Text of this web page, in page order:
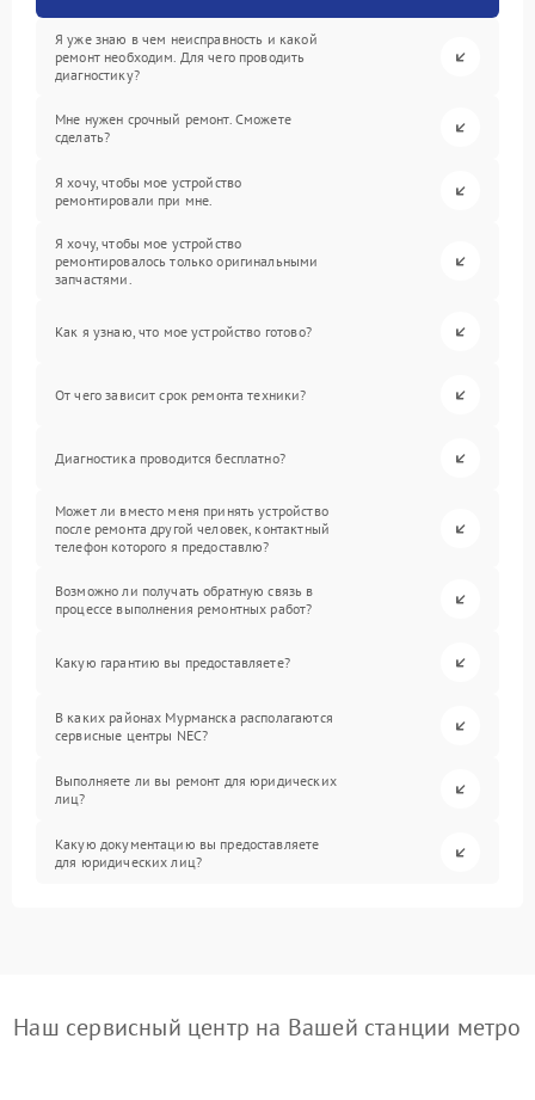
Я уже знаю в чем неисправность и какой
ремонт необходим. Для чего проводить
диагностику?
Мне нужен срочный ремонт. Сможете
сделать?
Я хочу, чтобы мое устройство
ремонтировали при мне.
Я хочу, чтобы мое устройство
ремонтировалось только оригинальными
запчастями.
Как я узнаю, что мое устройство готово?
От чего зависит срок ремонта техники?
Диагностика проводится бесплатно?
Может ли вместо меня принять устройство
после ремонта другой человек, контактный
телефон которого я предоставлю?
Возможно ли получать обратную связь в
процессе выполнения ремонтных работ?
Какую гарантию вы предоставляете?
В каких районах Мурманска располагаются
сервисные центры NEC?
Выполняете ли вы ремонт для юридических
лиц?
Какую документацию вы предоставляете
для юридических лиц?
Наш сервисный центр на Вашей станции метро